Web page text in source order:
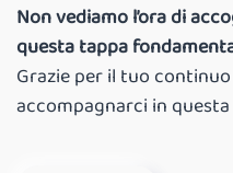
Non vediamo l’ora di
questa tappa
Grazie per il tuo
accompagnarci in